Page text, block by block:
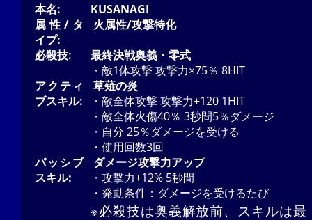
本名:
KUSANAGI
属性/タ
イプ:
火属性/攻撃特化
必殺技:
最終決戦奥義・零式
・敵1体攻撃 攻撃力×75％ 8HIT
アクティ
ブスキル:
草薙の炎
・敵全体攻撃 攻撃力+120 1HIT
・敵全体火傷40％ 3秒間5％ダメージ
・自分 25％ダメージを受ける
・使用回数3回
パッシブ
スキル:
ダメージ攻撃力アップ
・攻撃力+12% 5秒間
・発動条件：ダメージを受けるたび
※必殺技は奥義解放前、スキルは最